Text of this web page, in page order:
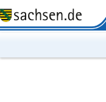
Portalübergreifende
Navigation